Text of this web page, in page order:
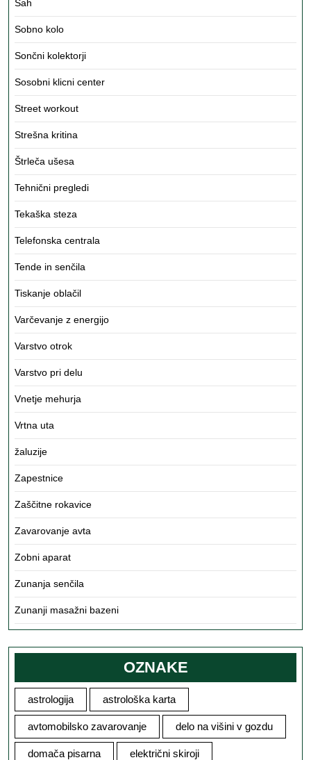
Šah
Sobno kolo
Sončni kolektorji
Sosobni klicni center
Street workout
Strešna kritina
Štrleča ušesa
Tehnični pregledi
Tekaška steza
Telefonska centrala
Tende in senčila
Tiskanje oblačil
Varčevanje z energijo
Varstvo otrok
Varstvo pri delu
Vnetje mehurja
Vrtna uta
žaluzije
Zapestnice
Zaščitne rokavice
Zavarovanje avta
Zobni aparat
Zunanja senčila
Zunanji masažni bazeni
OZNAKE
astrologija astrološka karta
avtomobilsko zavarovanje delo na višini v gozdu
domača pisarna električni skiroji